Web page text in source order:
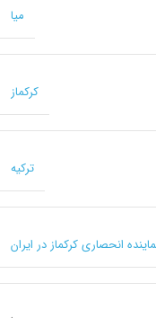
میا
کرکماز
ترکیه